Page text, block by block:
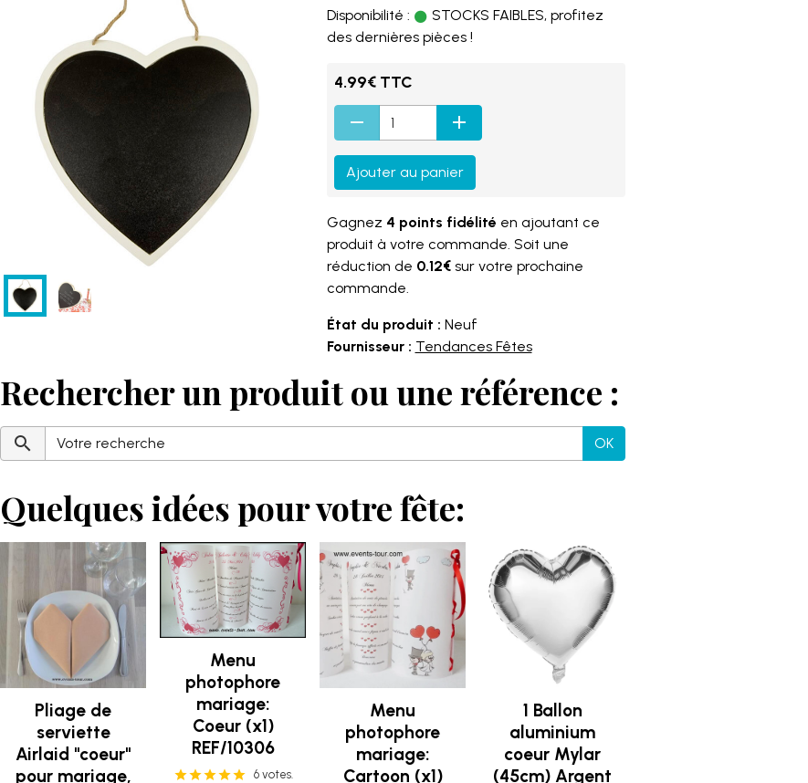
Disponibilité :
STOCKS FAIBLES, profitez
des dernières pièces !
4.99€ TTC
Ajouter au panier
Gagnez 4 points fidélité en ajoutant ce
produit à votre commande. Soit une
réduction de 0.12€sur votre prochaine
commande.
État du produit : Neuf
Fournisseur : Tendances Fêtes
Rechercher un produit ou une référence :
OK
Quelques idées pour votre fête:
Pliage de
serviette
Airlaid "coeur"
pour mariage,
Menu
photophore
mariage:
Coeur (x1)
REF/10306
6 votes.
Menu
photophore
mariage:
Cartoon (x1)
1 Ballon
aluminium
coeur Mylar
(45cm) Argent